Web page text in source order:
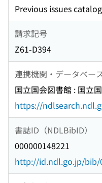
Previous issues
請求記号
Z61-D394
連携機関・データベー
国立国会図書館 : 国立
https://
書誌ID（NDLBibID）
000000148221
http://id.ndl.go.jp/bib/